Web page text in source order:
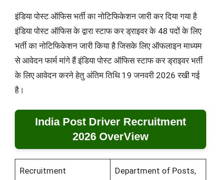
इंडिया पोस्ट ऑफिस भर्ती का नोटिफिकेशन जारी कर दिया गया है
इंडिया पोस्ट ऑफिस के द्वारा स्टाफ कर ड्राइवर के 48 पदों के लिए
भर्ती का नोटिफिकेशन जारी किया है जिसके लिए ऑफलाइन माध्यम
से आवेदन फार्म मांगे हैं इंडिया पोस्ट ऑफिस स्टाफ कर ड्राइवर भर्ती
के लिए आवेदन करने हेतु अंतिम तिथि 19 जनवरी 2026 रखी गई
है।
India Post Driver Recruitment
2026 OverView
Recruitment
Department of Posts,